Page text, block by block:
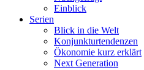
Einblick
Serien
Blick in die Welt
Konjunkturtendenzen
Ökonomie kurz erklärt
Next Generation